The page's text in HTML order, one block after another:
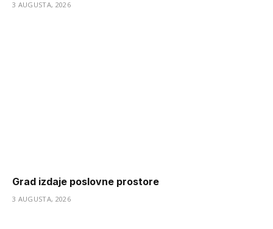
3 AUGUSTA, 2026
Grad izdaje poslovne prostore
3 AUGUSTA, 2026